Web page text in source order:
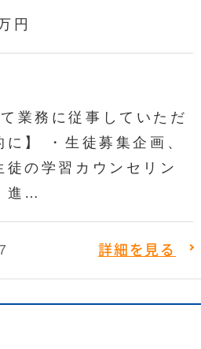
円
業務に従事していただ
】 ・生徒募集企画、
の学習カウンセリン
進…
詳細を見る